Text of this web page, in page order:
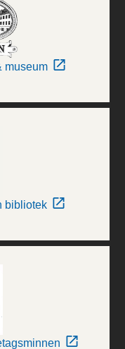
museum
bibliotek